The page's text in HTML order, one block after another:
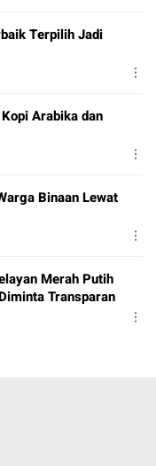
Terpilih Jadi
Arabika dan
Binaan Lewat
Merah Putih
Transparan